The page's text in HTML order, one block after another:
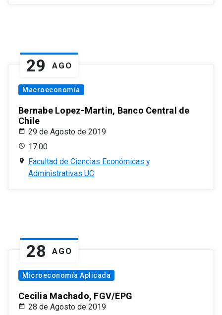
29 AGO
Macroeconomía
Bernabe Lopez-Martin, Banco Central de
Chile
29 de Agosto de 2019
17:00
Facultad de Ciencias Económicas y
Administrativas UC
28 AGO
Microeconomía Aplicada
Cecilia Machado, FGV/EPG
28 de Agosto de 2019